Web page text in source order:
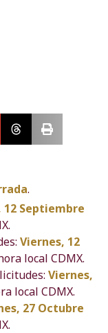
.
12 Septiembre
Viernes, 12
local CDMX.
Viernes,
local CDMX.
27 Octubre